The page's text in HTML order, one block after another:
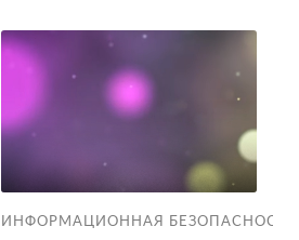
ИНФОРМАЦИОННАЯ БЕЗОПАСНОСТЬ